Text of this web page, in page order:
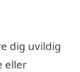
dig uvildig
eller